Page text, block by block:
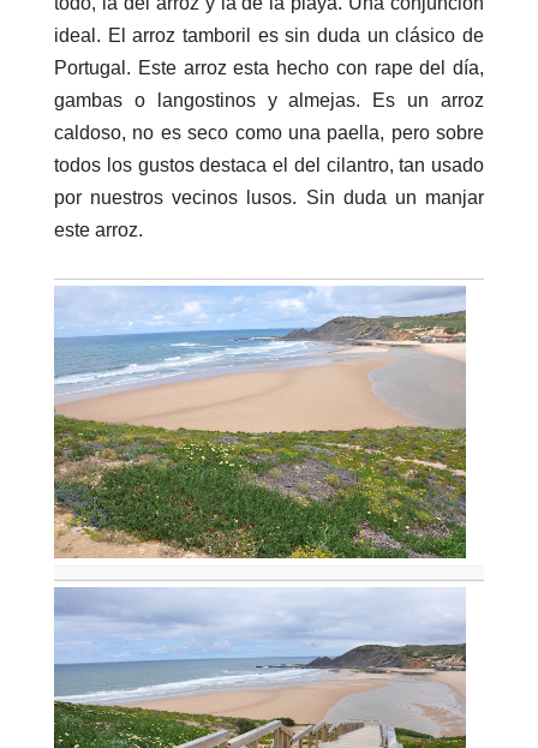
ideal. El arroz tamboril es sin duda un clásico de
Portugal. Este arroz esta hecho con rape del día,
gambas o langostinos y almejas. Es un arroz
caldoso, no es seco como una paella, pero sobre
todos los gustos destaca el del cilantro, tan usado
por nuestros vecinos lusos. Sin duda un manjar
este arroz.